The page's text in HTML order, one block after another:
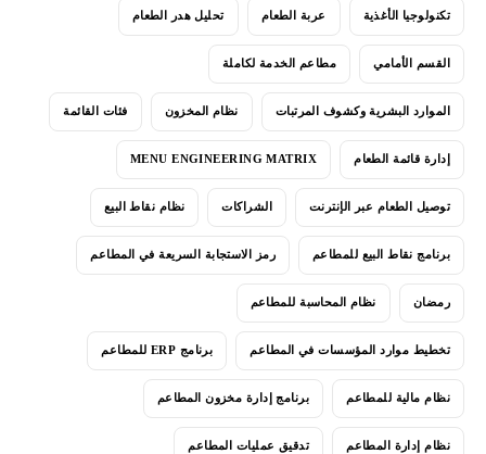
تكنولوجيا الأغذية عربة الطعام تحليل هدر الطعام
القسم الأمامي مطاعم الخدمة لكاملة
الموارد البشرية وكشوف المرتبات نظام المخزون فئات القائمة
إدارة قائمة الطعام MENU ENGINEERING MATRIX
توصيل الطعام عبر الإنترنت الشراكات نظام نقاط البيع
برنامج نقاط البيع للمطاعم رمز الاستجابة السريعة في المطاعم
رمضان نظام المحاسبة للمطاعم
تخطيط موارد المؤسسات في المطاعم برنامج ERP للمطاعم
نظام مالية للمطاعم برنامج إدارة مخزون المطاعم
نظام إدارة المطاعم تدقيق عمليات المطاعم